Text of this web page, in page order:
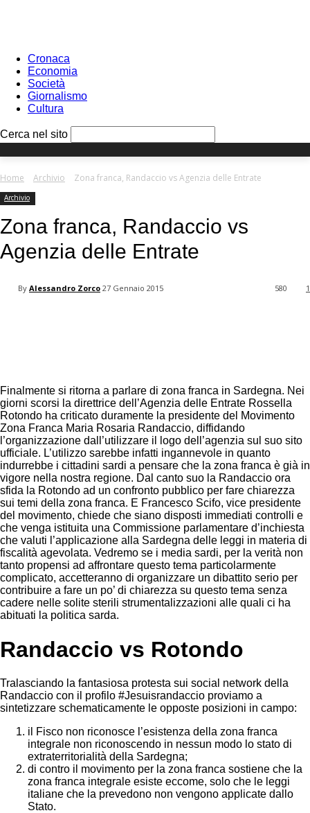
Cronaca
Economia
Società
Giornalismo
Cultura
your password
Recover your password
Cerca nel sito
Home Archivio Zona franca, Randaccio vs Agenzia delle Entrate
Archivio
Zona franca, Randaccio vs
Agenzia delle Entrate
By Alessandro Zorco 27 Gennaio 2015 1
580
Finalmente si ritorna a parlare di zona franca in Sardegna. Nei
giorni scorsi la direttrice dell’Agenzia delle Entrate Rossella
Rotondo ha criticato duramente la presidente del Movimento
Zona Franca Maria Rosaria Randaccio, diffidando
l’organizzazione dall’utilizzare il logo dell’agenzia sul suo sito
ufficiale. L’utilizzo sarebbe infatti ingannevole in quanto
indurrebbe i cittadini sardi a pensare che la zona franca è già in
vigore nella nostra regione. Dal canto suo la Randaccio ora
sfida la Rotondo ad un confronto pubblico per fare chiarezza
sui temi della zona franca. E Francesco Scifo, vice presidente
del movimento, chiede che siano disposti immediati controlli e
che venga istituita una Commissione parlamentare d’inchiesta
che valuti l’applicazione alla Sardegna delle leggi in materia di
fiscalità agevolata. Vedremo se i media sardi, per la verità non
tanto propensi ad affrontare questo tema particolarmente
complicato, accetteranno di organizzare un dibattito serio per
contribuire a fare un po’ di chiarezza su questo tema senza
cadere nelle solite sterili strumentalizzazioni alle quali ci ha
abituati la politica sarda.
Randaccio vs Rotondo
Tralasciando la fantasiosa protesta sui social network della
Randaccio con il profilo #Jesuisrandaccio proviamo a
sintetizzare schematicamente le opposte posizioni in campo:
il Fisco non riconosce l’esistenza della zona franca
integrale non riconoscendo in nessun modo lo stato di
extraterritorialità della Sardegna;
di contro il movimento per la zona franca sostiene che la
zona franca integrale esiste eccome, solo che le leggi
italiane che la prevedono non vengono applicate dallo
Stato.